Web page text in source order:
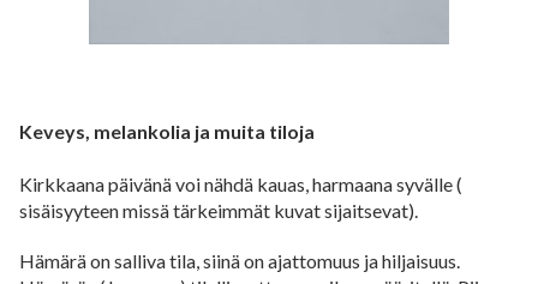
Keveys, melankolia ja muita tiloja
Kirkkaana päivänä voi nähdä kauas, harmaana syvälle (
sisäisyyteen missä tärkeimmät kuvat sijaitsevat).
Hämärä on salliva tila, siinä on ajattomuus ja hiljaisuus.